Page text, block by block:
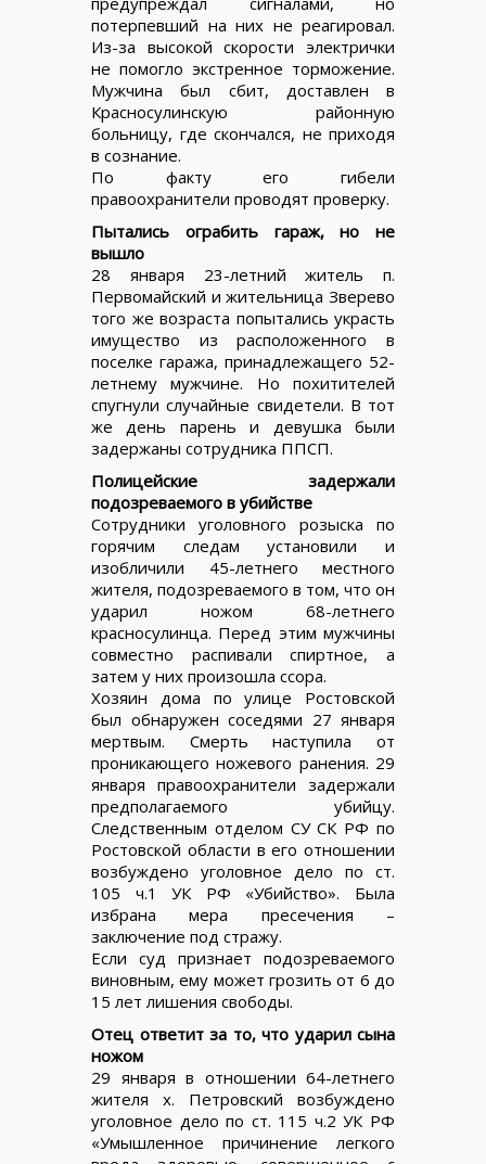
потерпевший на них не реагировал.
Из-за высокой скорости электрички
не помогло экстренное торможение.
Мужчина был сбит, доставлен в
Красносулинскую районную
больницу, где скончался, не приходя
в сознание.
По факту его гибели
правоохранители проводят проверку.
Пытались ограбить гараж, но не
вышло
28 января 23-летний житель п.
Первомайский и жительница Зверево
того же возраста попытались украсть
имущество из расположенного в
поселке гаража, принадлежащего 52-
летнему мужчине. Но похитителей
спугнули случайные свидетели. В тот
же день парень и девушка были
задержаны сотрудника ППСП.
Полицейские задержали
подозреваемого в убийстве
Сотрудники уголовного розыска по
горячим следам установили и
изобличили 45-летнего местного
жителя, подозреваемого в том, что он
ударил ножом 68-летнего
красносулинца. Перед этим мужчины
совместно распивали спиртное, а
затем у них произошла ссора.
Хозяин дома по улице Ростовской
был обнаружен соседями 27 января
мертвым. Смерть наступила от
проникающего ножевого ранения. 29
января правоохранители задержали
предполагаемого убийцу.
Следственным отделом СУ СК РФ по
Ростовской области в его отношении
возбуждено уголовное дело по ст.
105 ч.1 УК РФ «Убийство». Была
избрана мера пресечения –
заключение под стражу.
Если суд признает подозреваемого
виновным, ему может грозить от 6 до
15 лет лишения свободы.
Отец ответит за то, что ударил сына
ножом
29 января в отношении 64-летнего
жителя х. Петровский возбуждено
уголовное дело по ст. 115 ч.2 УК РФ
«Умышленное причинение легкого